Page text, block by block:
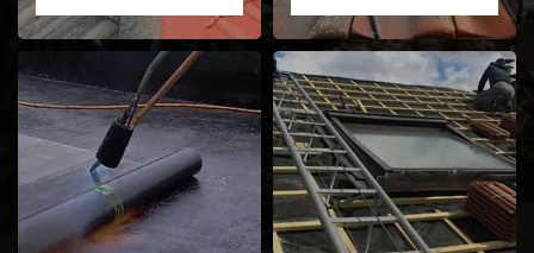
Peinture sur tuile
31
Nettoyage
demoussage de
toiture 31